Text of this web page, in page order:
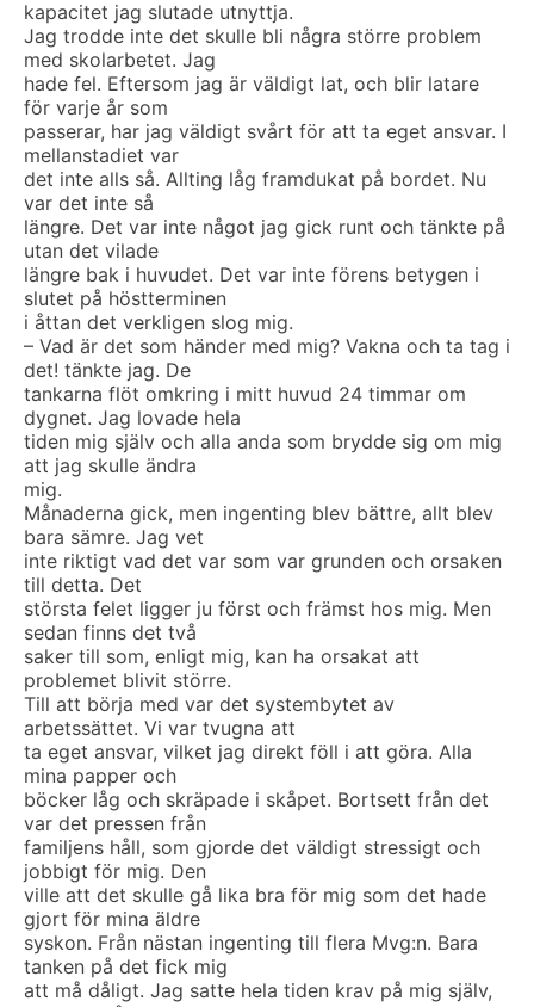
kapacitet jag slutade utnyttja.
Jag trodde inte det skulle bli några större problem
med skolarbetet. Jag
hade fel. Eftersom jag är väldigt lat, och blir latare
för varje år som
passerar, har jag väldigt svårt för att ta eget ansvar. I
mellanstadiet var
det inte alls så. Allting låg framdukat på bordet. Nu
var det inte så
längre. Det var inte något jag gick runt och tänkte på
utan det vilade
längre bak i huvudet. Det var inte förens betygen i
slutet på höstterminen
i åttan det verkligen slog mig.
– Vad är det som händer med mig? Vakna och ta tag i
det! tänkte jag. De
tankarna flöt omkring i mitt huvud 24 timmar om
dygnet. Jag lovade hela
tiden mig själv och alla anda som brydde sig om mig
att jag skulle ändra
mig.
Månaderna gick, men ingenting blev bättre, allt blev
bara sämre. Jag vet
inte riktigt vad det var som var grunden och orsaken
till detta. Det
största felet ligger ju först och främst hos mig. Men
sedan finns det två
saker till som, enligt mig, kan ha orsakat att
problemet blivit större.
Till att börja med var det systembytet av
arbetssättet. Vi var tvugna att
ta eget ansvar, vilket jag direkt föll i att göra. Alla
mina papper och
böcker låg och skräpade i skåpet. Bortsett från det
var det pressen från
familjens håll, som gjorde det väldigt stressigt och
jobbigt för mig. Den
ville att det skulle gå lika bra för mig som det hade
gjort för mina äldre
syskon. Från nästan ingenting till flera Mvg:n. Bara
tanken på det fick mig
att må dåligt. Jag satte hela tiden krav på mig själv,